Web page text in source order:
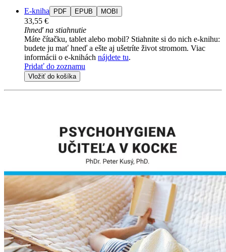
E-kniha PDF EPUB MOBI
33,55 €
Ihneď na stiahnutie
Máte čítačku, tablet alebo mobil? Stiahnite si do nich e-knihu:
budete ju mať hneď a ešte aj ušetríte život stromom. Viac
informácii o e-knihách nájdete tu.
Pridať do zoznamu
Vložiť do košíka